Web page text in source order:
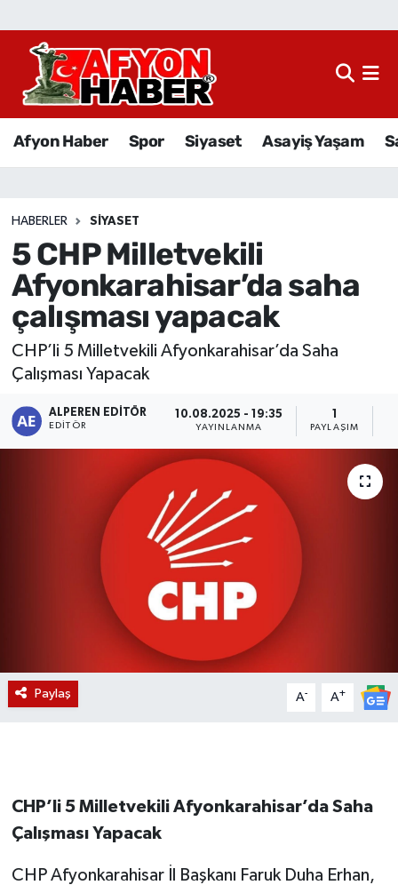
Afyon Haber Spor Siyaset Asayiş Yaşam
HABERLER SIYASET
5 CHP Milletvekili
Afyonkarahisar’da saha
çalışması yapacak
CHP’li 5 Milletvekili Afyonkarahisar’da Saha
Çalışması Yapacak
ALPEREN EDITÖR
EDITÖR
10.08.2025 - 19:35
YAYINLANMA PAYLAŞIM
Paylaş A- A+
CHP’li 5 Milletvekili Afyonkarahisar’da Saha
Çalışması Yapacak
CHP Afyonkarahisar İl Başkanı Faruk Duha Erhan,
Afyon Haber
Sağlık
Eğitim
Sivil Toplum
Ekonomi
Magazin